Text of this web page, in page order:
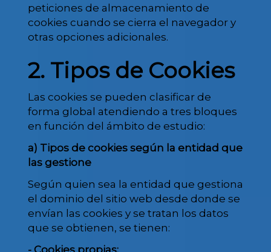
peticiones de almacenamiento de
cookies cuando se cierra el navegador y
otras opciones adicionales.
2. Tipos de Cookies
Las cookies se pueden clasificar de
forma global atendiendo a tres bloques
en función del ámbito de estudio:
a) Tipos de cookies según la entidad que
las gestione
Según quien sea la entidad que gestiona
el dominio del sitio web desde donde se
envían las cookies y se tratan los datos
que se obtienen, se tienen:
- Cookies propias: